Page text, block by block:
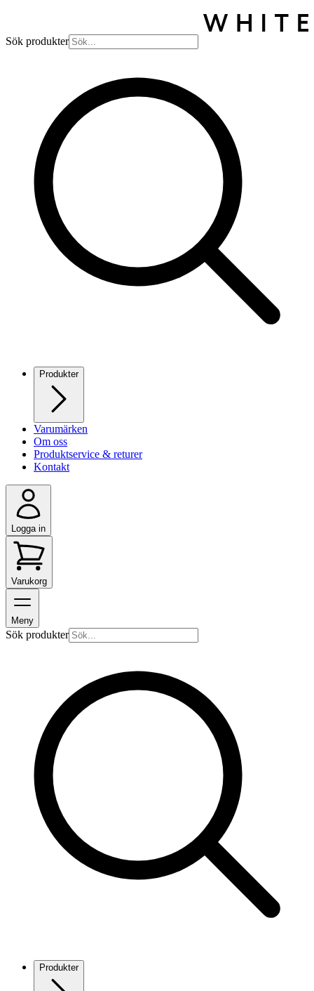
Sök produkter
Produkter
Varumärken
Om oss
Produktservice & returer
Kontakt
Logga in
Varukorg
Meny
Sök produkter
Produkter